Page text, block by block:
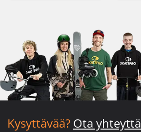
Kysyttävää? Ota yhteyttä